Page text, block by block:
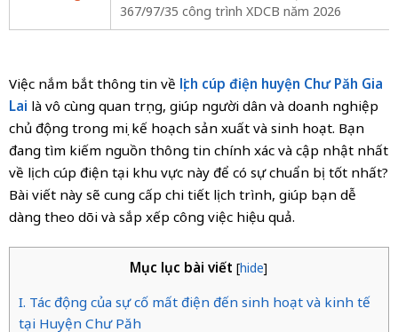
367/97/35 công trình XDCB năm 2026
Việc nắm bắt thông tin về lịch cúp điện huyện Chư Păh Gia
Lai là vô cùng quan trọng, giúp người dân và doanh nghiệp
chủ động trong mọi kế hoạch sản xuất và sinh hoạt. Bạn
đang tìm kiếm nguồn thông tin chính xác và cập nhật nhất
về lịch cúp điện tại khu vực này để có sự chuẩn bị tốt nhất?
Bài viết này sẽ cung cấp chi tiết lịch trình, giúp bạn dễ
dàng theo dõi và sắp xếp công việc hiệu quả.
Mục lục bài viết [hide]
I. Tác động của sự cố mất điện đến sinh hoạt và kinh tế
tại Huyện Chư Păh